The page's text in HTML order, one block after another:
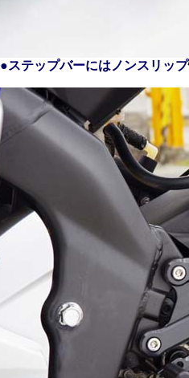
●ステップバーにはノンスリッ